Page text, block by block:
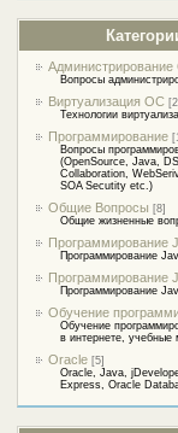
Вопросы
Виртуализация ОС [2]
Технологии
Программирование
Вопросы
(OpenSource, Java,
Collaboration,
SOA Secutity etc.)
Общие Вопросы [8]
Общие жизненные
Программирование
Программирование
Программирование
Программирование
Обучение
Обучение
в интернете, учебные
Oracle [5]
Oracle, Java,
Express, Oracle